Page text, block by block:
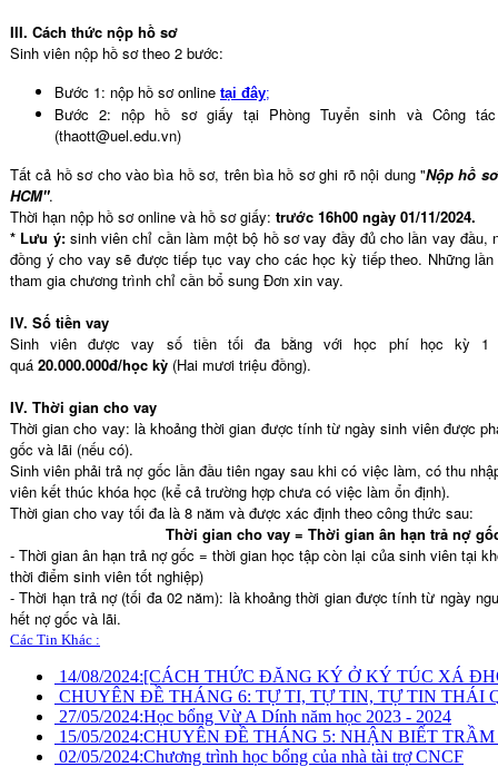
III. Cách thức nộp hồ sơ
Sinh viên nộp hồ sơ theo 2 bước:
Bước 1: nộp hồ sơ online tại đây;
Bước 2: nộp hồ sơ giấy tại Phòng Tuyển sinh và Công
(thaott@uel.edu.vn)
Tất cả hồ sơ cho vào bìa hồ sơ, trên bìa hồ sơ ghi rõ nội dung "Nộp hồ
HCM".
Thời hạn nộp hồ sơ online và hồ sơ giấy: trước 16h00 ngày 01/11/2024.
* Lưu ý:sinh viên chỉ cần làm một bộ hồ sơ vay đầy đủ cho lần vay đầu,
đồng ý cho vay sẽ được tiếp tục vay cho các học kỳ tiếp theo. Những
tham gia chương trình chỉ cần bổ sung Đơn xin vay.
IV. Số tiền vay
Sinh viên được vay số tiền tối đa bằng với học phí học kỳ 1
quá 20.000.000đ/học kỳ (Hai mươi triệu đồng).
IV. Thời gian cho vay
Thời gian cho vay: là khoảng thời gian được tính từ ngày sinh viên được
gốc và lãi (nếu có).
Sinh viên phải trả nợ gốc lần đầu tiên ngay sau khi có việc làm, có thu
viên kết thúc khóa học (kể cả trường hợp chưa có việc làm ổn định).
Thời gian cho vay tối đa là 8 năm và được xác định theo công thức sau:
Thời gian cho vay = Thời gian ân hạn trả nợ
- Thời gian ân hạn trả nợ gốc = thời gian học tập còn lại của sinh viên tại
thời điểm sinh viên tốt nghiệp)
- Thời hạn trả nợ (tối đa 02 năm): là khoảng thời gian được tính từ ngày
hết nợ gốc và lãi.
Các Tin Khác :
14/08/2024:[CÁCH THỨC ĐĂNG KÝ Ở KÝ TÚC XÁ
CHUYÊN ĐỀ THÁNG 6: TỰ TI, TỰ TIN, TỰ TIN THÁI
27/05/2024:Học bổng Vừ A Dính năm học 2023 - 2024
15/05/2024:CHUYÊN ĐỀ THÁNG 5: NHẬN BIẾT
02/05/2024:Chương trình học bổng của nhà tài trợ CNCF